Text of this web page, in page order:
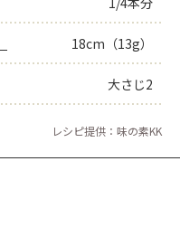
18cm（13g）
大さじ2
レシピ提供：味の素KK